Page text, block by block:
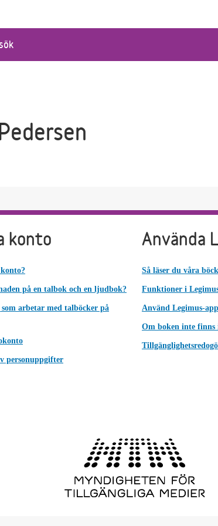
konto
på en talbok och en ljudbok?
arbetar med talböcker på
personuppgifter
Använda
Så läser du våra
Funktioner i
Använd Legimus-
Om boken inte finns